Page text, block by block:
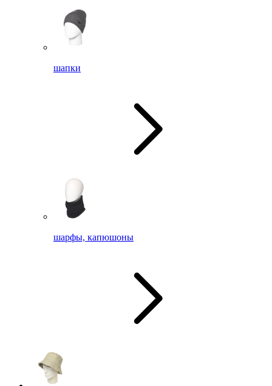
шапки
шарфы, капюшоны